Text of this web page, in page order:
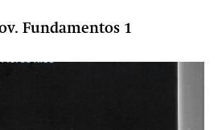
Fundamentos 1